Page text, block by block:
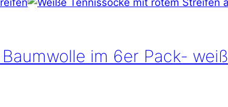
im 6er Pack- weiß